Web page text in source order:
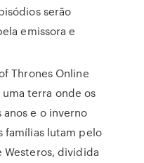
serão
emissora e
Thrones Online
terra onde os
e o inverno
famílias lutam pelo
dividida